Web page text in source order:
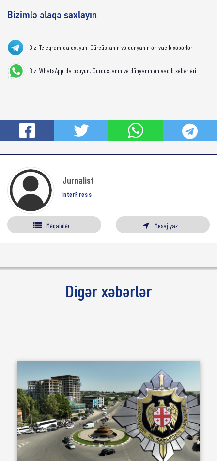
Bizimlə əlaqə saxlayın
Bizi Telegram-da oxuyun. Gürcüstanın və dünyanın ən vacib xəbərləri
Bizi WhatsApp-da oxuyun. Gürcüstanın və dünyanın ən vacib xəbərləri
Jurnalist
InterPress
Məqalələr Mesaj yaz
Digər xəbərlər